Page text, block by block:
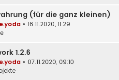
(für die ganz kleinen)
« 16.11.2020, 11:29
1.2.6
« 07.11.2020, 09:10